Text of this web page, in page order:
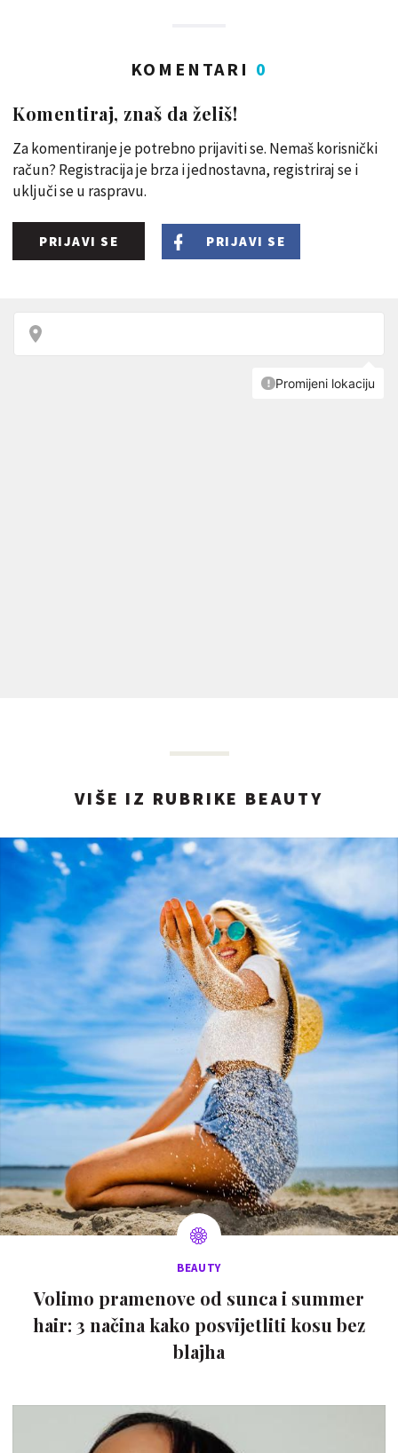
KOMENTARI 0
Komentiraj, znaš da želiš!
Za komentiranje je potrebno prijaviti se. Nemaš korisnički
račun? Registracija je brza i jednostavna, registriraj se i
uključi se u raspravu.
PRIJAVI SE PRIJAVI SE
VIŠE IZ RUBRIKE BEAUTY
BEAUTY
Volimo pramenove od sunca i summer
hair: 3 načina kako posvijetliti kosu bez
blajha